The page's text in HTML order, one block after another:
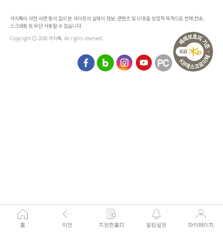
가치톡의 사전 서면 동의 없이 본 사이트의 일체의 정보, 콘텐츠 및 UI등을 상업적 목적으로 전재,전송,
스크래핑 등 무단 사용할 수 없습니다
Copyright ⓒ 2018 가치톡. All rights reserved.